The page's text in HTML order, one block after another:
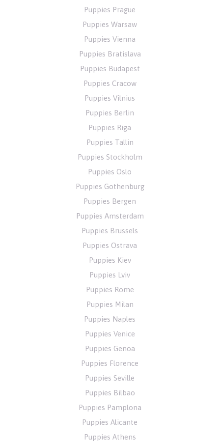
Puppies Prague
Puppies Warsaw
Puppies Vienna
Puppies Bratislava
Puppies Budapest
Puppies Cracow
Puppies Vilnius
Puppies Berlin
Puppies Riga
Puppies Tallin
Puppies Stockholm
Puppies Oslo
Puppies Gothenburg
Puppies Bergen
Puppies Amsterdam
Puppies Brussels
Puppies Ostrava
Puppies Kiev
Puppies Lviv
Puppies Rome
Puppies Milan
Puppies Naples
Puppies Venice
Puppies Genoa
Puppies Florence
Puppies Seville
Puppies Bilbao
Puppies Pamplona
Puppies Alicante
Puppies Athens